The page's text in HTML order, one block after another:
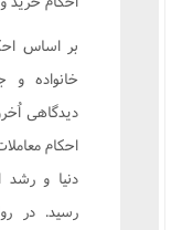
بر اساس
خانواده و
ديدگاهى
احکام
دنيا و
رسيد. در